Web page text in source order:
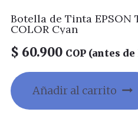
Botella de Tinta EPSON
COLOR Cyan
$ 60.900 COP (antes de
Añadir al carrito